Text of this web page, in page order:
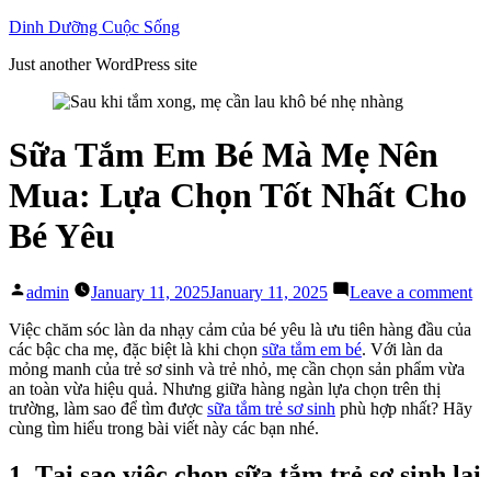
Skip
content
Dinh Dưỡng Cuộc Sống
Just another WordPress site
Sữa Tắm Em Bé Mà Mẹ Nên
Mua: Lựa Chọn Tốt Nhất Cho
Bé Yêu
Posted
admin January 11, 2025January 11, 2025 Leave a commenton
Việc chăm sóc làn da nhạy cảm của bé yêu là ưu tiên hàng đầu của
các bậc cha mẹ, đặc biệt là khi chọn sữa tắm em bé. Với làn da
mỏng manh của trẻ sơ sinh và trẻ nhỏ, mẹ cần chọn sản phẩm vừa
an toàn vừa hiệu quả. Nhưng giữa hàng ngàn lựa chọn trên thị
trường, làm sao để tìm được sữa tắm trẻ sơ sinh phù hợp nhất? Hãy
cùng tìm hiểu trong bài viết này các bạn nhé.